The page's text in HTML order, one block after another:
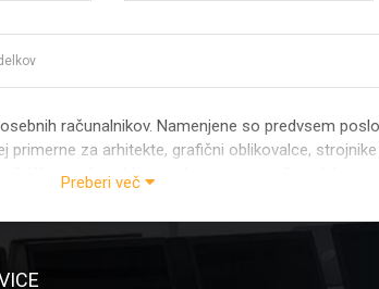
računalnikov. Namenjene so predvsem
primerne za arhitekte, grafični oblikovalce,
moč ter hkrati zahtevajo zanesljivo delovanje.
grafiko. Pri nas jih dobite ponajboljših
točno to, kar iščete, saj smo vam pri nakupu
delovne psotaje. Ne odlašajte in zagotovite
Preberi več